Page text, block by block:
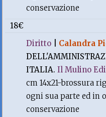
conservazione
18€
Diritto
Calandra
ITALIA.Il Mulino
cm 14x21-brossura
ogni sua parte ed in
conservazione